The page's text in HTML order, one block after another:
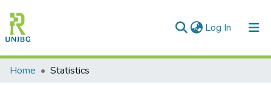
Log In (current)
Communities & Collections
Home Statistics